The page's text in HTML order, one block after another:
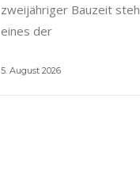
zweijähriger Bauzeit
eines der
5. August 2026